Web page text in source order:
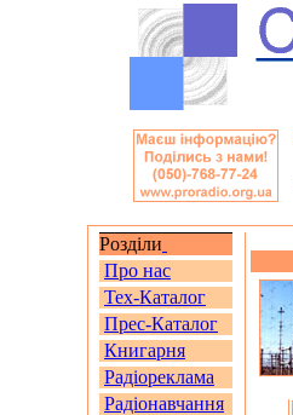
Розділи
Про нас
Тех-Каталог
Прес-Каталог
Книгарня
Радіореклама
Радіонавчання